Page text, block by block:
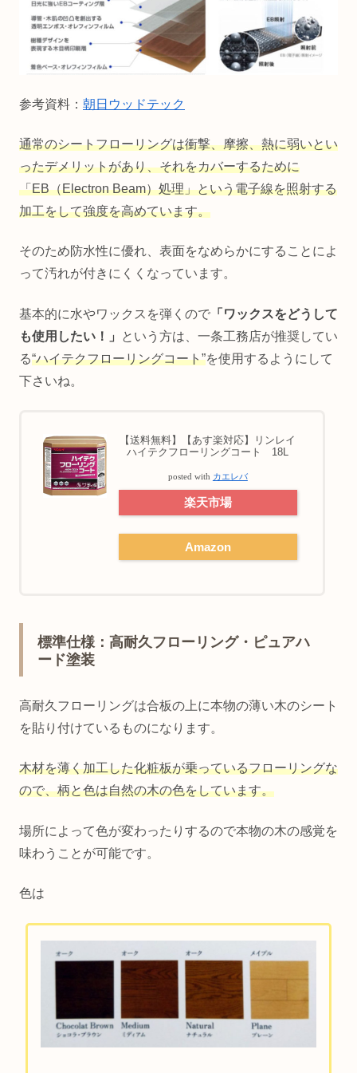
参考資料： 朝日ウッドテック
通常のシートフローリングは衝撃、摩擦、熱に弱いとい
ったデメリットがあり、それをカバーするために
「EB（Electron Beam）処理」という電子線を照射する
加工をして強度を高めています。
そのため防水性に優れ、表面をなめらかにすることによ
って汚れが付きにくくなっています。
基本的に水やワックスを弾くので 「ワックスをどうして
も使用したい！」
という方は、一条工務店が推奨してい
る“ハイテクフローリングコート”を使用するようにして
下さいね。
【送料無料】【あす楽対応】リンレイ
ハイテクフローリングコート 18L
posted with カエレバ
楽天市場
Amazon
標準仕様：高耐久フローリング・ピュアハ
ード塗装
高耐久フローリングは合板の上に本物の薄い木のシート
を貼り付けているものになります。
木材を薄く加工した化粧板が乗っているフローリングな
ので、柄と色は自然の木の色をしています。
場所によって色が変わったりするので本物の木の感覚を
味わうことが可能です。
色は